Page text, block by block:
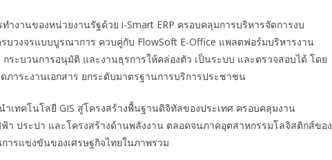
ำงานของหน่วยงานรัฐด้วย i-Smart ERP ครอบคลุมการบริหารจัดการงบ
บวงจรแบบบูรณาการ ควบคู่กับ FlowSoft E-Office แพลตฟอร์มบริหารงาน
กระบวนการอนุมัติ และงานธุรการให้คล่องตัว เป็นระบบ และตรวจสอบได้ โดย
าระงานเอกสาร ยกระดับมาตรฐานการบริการประชาชน
ำเทคโนโลยี GIS สู่โครงสร้างพื้นฐานดิจิทัลของประเทศ ครอบคลุมงาน
ประปา และโครงสร้างด้านพลังงาน ตลอดจนภาคอุตสาหกรรมโลจิสติกส์ของ
รแข่งขันของเศรษฐกิจไทยในภาพรวม